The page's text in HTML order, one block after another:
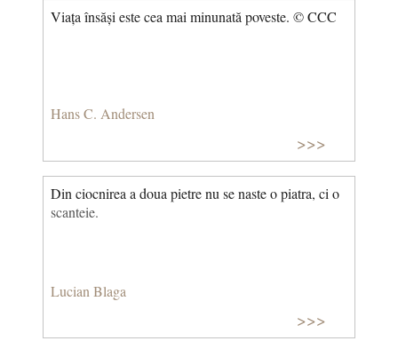
Viața însăși este cea mai minunată poveste. © CCC
Hans C. Andersen
>>>
Din ciocnirea a doua pietre nu se naste o piatra, ci o
scanteie.
Lucian Blaga
>>>